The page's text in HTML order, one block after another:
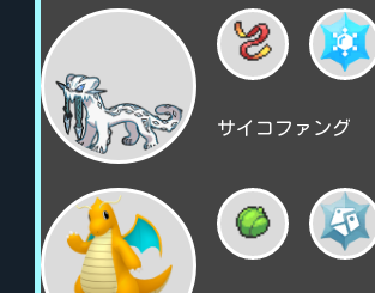
サイコファング